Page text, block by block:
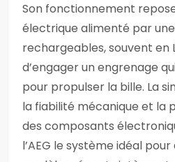
Son fonctionnement
électrique alimenté par
rechargeables, souvent en
d’engager un engrenage
pour propulser la bille. La
la fiabilité mécanique et la
des composants
l’AEG le système idéal